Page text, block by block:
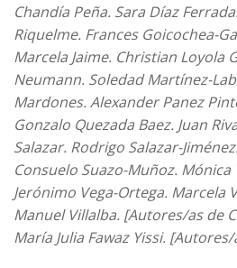
Chandía Peña. Sara Díaz
Riquelme. Frances Goicochea-
Marcela Jaime. Christian Loyola
Neumann. Soledad Martínez-
Mardones. Alexander Panez
Gonzalo Quezada Baez. Juan
Salazar. Rodrigo Salazar-
Consuelo Suazo-Muñoz.
Jerónimo Vega-Ortega. Marcela
Manuel Villalba. [Autores/as de
María Julia Fawaz Yissi.